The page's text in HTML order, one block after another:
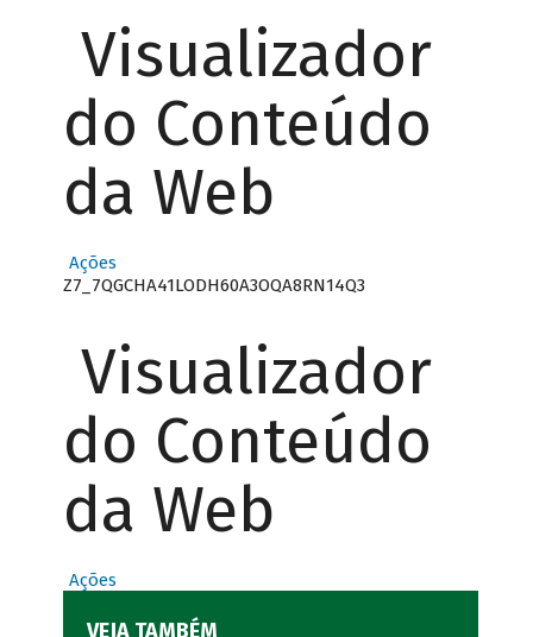
Visualizador
do Conteúdo
da Web
Ações
Z7_7QGCHA41LODH60A3OQA8RN14Q3
Visualizador
do Conteúdo
da Web
Ações
VEJA TAMBÉM